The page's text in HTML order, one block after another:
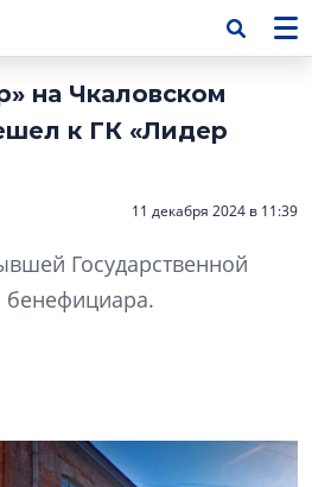
на Чкаловском
к ГК «Лидер
11 декабря 2024 в 11:39
Государственной
бенефициара.